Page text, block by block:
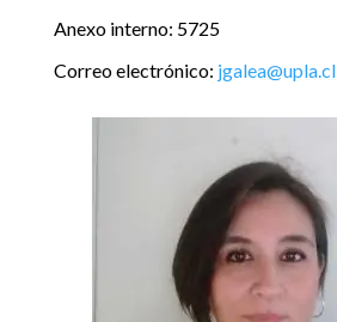
Anexo interno: 5725
Correo electrónico: jgalea@upla.cl